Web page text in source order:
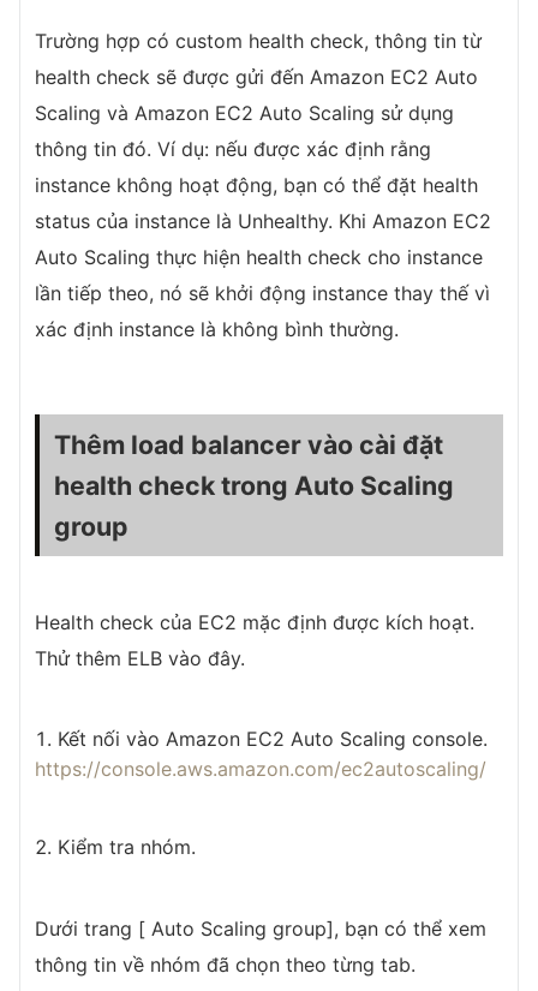
Trường hợp có custom health check, thông tin từ
health check sẽ được gửi đến Amazon EC2 Auto
Scaling và Amazon EC2 Auto Scaling sử dụng
thông tin đó. Ví dụ: nếu được xác định rằng
instance không hoạt động, bạn có thể đặt health
status của instance là Unhealthy. Khi Amazon EC2
Auto Scaling thực hiện health check cho instance
lần tiếp theo, nó sẽ khởi động instance thay thế vì
xác định instance là không bình thường.
Thêm load balancer vào cài đặt
health check trong Auto Scaling
group
Health check của EC2 mặc định được kích hoạt.
Thử thêm ELB vào đây.
Kết nối vào Amazon EC2 Auto Scaling console.
https://console.aws.amazon.com/ec2autoscaling/
Kiểm tra nhóm.
Dưới trang [ Auto Scaling group], bạn có thể xem
thông tin về nhóm đã chọn theo từng tab.